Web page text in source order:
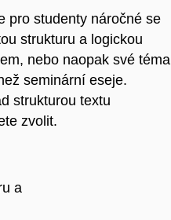
pro studenty náročné se
strukturu a logickou
nebo naopak své téma
seminární eseje.
strukturou textu
zvolit.
a